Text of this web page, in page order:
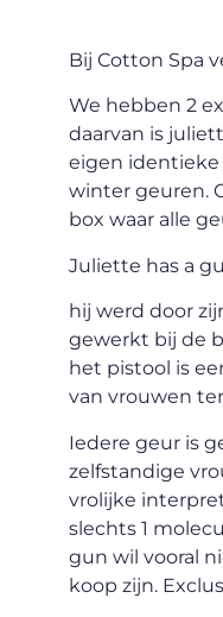
Bij Cotton Spa
We hebben 2
daarvan is
eigen identieke
winter geuren.
box waar alle
Juliette has a
hij werd door
gewerkt bij de
het pistool is
van vrouwen
Iedere geur is
zelfstandige
vrolijke
slechts 1
gun wil vooral
koop zijn.